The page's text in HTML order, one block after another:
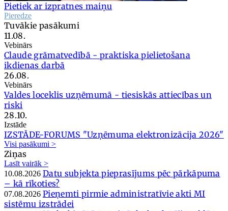
Pietiek ar izpratnes maiņu
Pieredze
Tuvākie pasākumi
11.08.
Vebinārs
Claude grāmatvedībā - praktiska pielietošana
ikdienas darbā
26.08.
Vebinārs
Valdes loceklis uzņēmumā - tiesiskās attiecības un
riski
28.10.
Izstāde
IZSTĀDE-FORUMS "Uzņēmuma elektronizācija 2026"
Visi pasākumi >
Ziņas
Lasīt vairāk >
10.08.2026 Datu subjekta pieprasījums pēc pārkāpuma
– kā rīkoties?
07.08.2026 Pieņemti pirmie administratīvie akti MI
sistēmu izstrādei